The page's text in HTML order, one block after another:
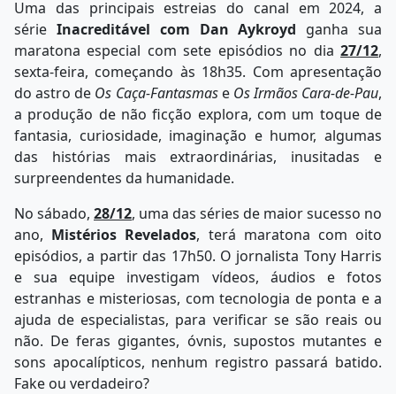
Uma das principais estreias do canal em 2024, a
série Inacreditável com Dan Aykroyd ganha sua
maratona especial com sete episódios no dia 27/12,
sexta-feira, começando às 18h35. Com apresentação
do astro de Os Caça-Fantasmase Os Irmãos Cara-de-Pau,
a produção de não ficção explora, com um toque de
fantasia, curiosidade, imaginação e humor, algumas
das histórias mais extraordinárias, inusitadas e
surpreendentes da humanidade.
No sábado, 28/12, uma das séries de maior sucesso no
ano, Mistérios Revelados, terá maratona com oito
episódios, a partir das 17h50. O jornalista Tony Harris
e sua equipe investigam vídeos, áudios e fotos
estranhas e misteriosas, com tecnologia de ponta e a
ajuda de especialistas, para verificar se são reais ou
não. De feras gigantes, óvnis, supostos mutantes e
sons apocalípticos, nenhum registro passará batido.
Fake ou verdadeiro?